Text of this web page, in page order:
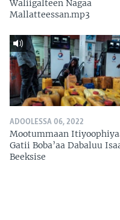
Waliigalteen Nagaa
Mallatteessan.mp3
ADOOLESSA 06, 2022
Mootummaan
Gatii Boba’aa Dabaluu
Beeksise